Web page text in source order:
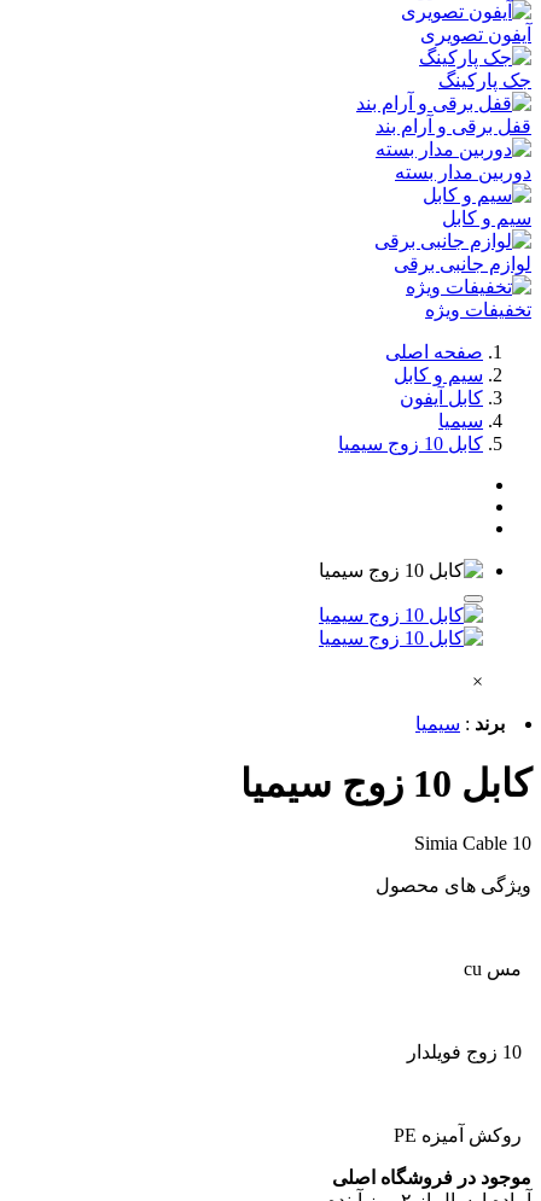
آیفون تصویری
جک پارکینگ
قفل برقی و آرام بند
دوربین مدار بسته
سیم و کابل
لوازم جانبی برقی
تخفیفات ویژه
صفحه اصلی
سیم و کابل
کابل آیفون
سیمیا
کابل 10 زوج سیمیا
×
برند : سیمیا
کابل 10 زوج سیمیا
Simia Cable 10
ویژگی های محصول
مس cu
روکش آمیزه PE
موجود در فروشگاه اصلی